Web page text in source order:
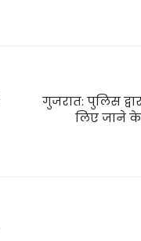
गुजरात: पुलिस
लिए जाने